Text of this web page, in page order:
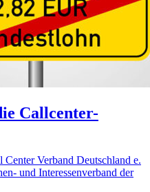
Callcenter-
Verband Deutschland e.
und Interessenverband der